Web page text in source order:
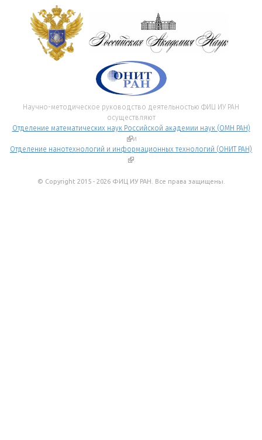
Научно-методическое руководство деятельностью ФИЦ ИУ РАН
осуществляют
Отделение математических наук Российской академии наук (ОМН РАН)
(внешняя ссылка)
и
Отделение нанотехнологий и информационных технологий (ОНИТ РАН)
(внешняя ссылка)
.
© Copyright 2015 - 2026 ФИЦ ИУ РАН. Все права защищены.